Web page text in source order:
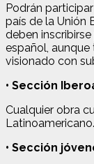
Podrán
país de la Unión
deben
español,
visionado con
• Sección
Cualquier obra
Latinoamericano.
• Sección